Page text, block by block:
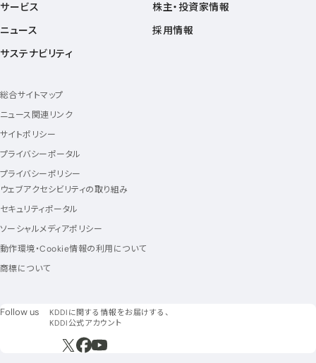
サービス
ニュース
サステナビリティ
株主・投資家情報
採用情報
総合サイトマップ
ニュース関連リンク
サイトポリシー
プライバシーポータル
プライバシーポリシー
ウェブアクセシビリティの取り組み
セキュリティポータル
ソーシャルメディアポリシー
動作環境・Cookie情報の利用について
商標について
Follow us フォローアス
KDDIに関する情報をお届けする、
KDDI公式アカウント
新規ウィンドウで開く
新規ウィンドウで開く
新規ウィンドウで開く